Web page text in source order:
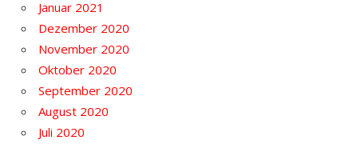
Januar 2021
Dezember 2020
November 2020
Oktober 2020
September 2020
August 2020
Juli 2020